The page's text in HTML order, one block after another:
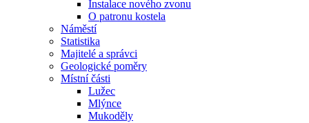
Instalace nového zvonu
O patronu kostela
Náměstí
Statistika
Majitelé a správci
Geologické poměry
Místní části
Lužec
Mlýnce
Mukoděly